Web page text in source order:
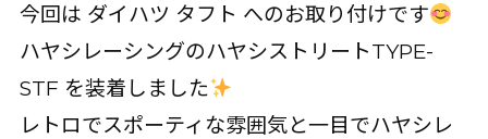
今回は ダイハツ タフト へのお取り付けです
ハヤシレーシングのハヤシストリートTYPE-
STF を装着しました
レトロでスポーティな雰囲気と一目でハヤシレ